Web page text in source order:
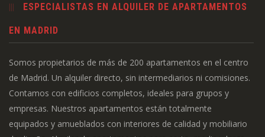
ESPECIALISTAS EN ALQUILER DE APARTAMENTOS
EN MADRID
Somos propietarios de más de 200 apartamentos en el centro
de Madrid. Un alquiler directo, sin intermediarios ni comisiones.
Contamos con edificios completos, ideales para grupos y
empresas. Nuestros apartamentos están totalmente
equipados y amueblados con interiores de calidad y mobiliario